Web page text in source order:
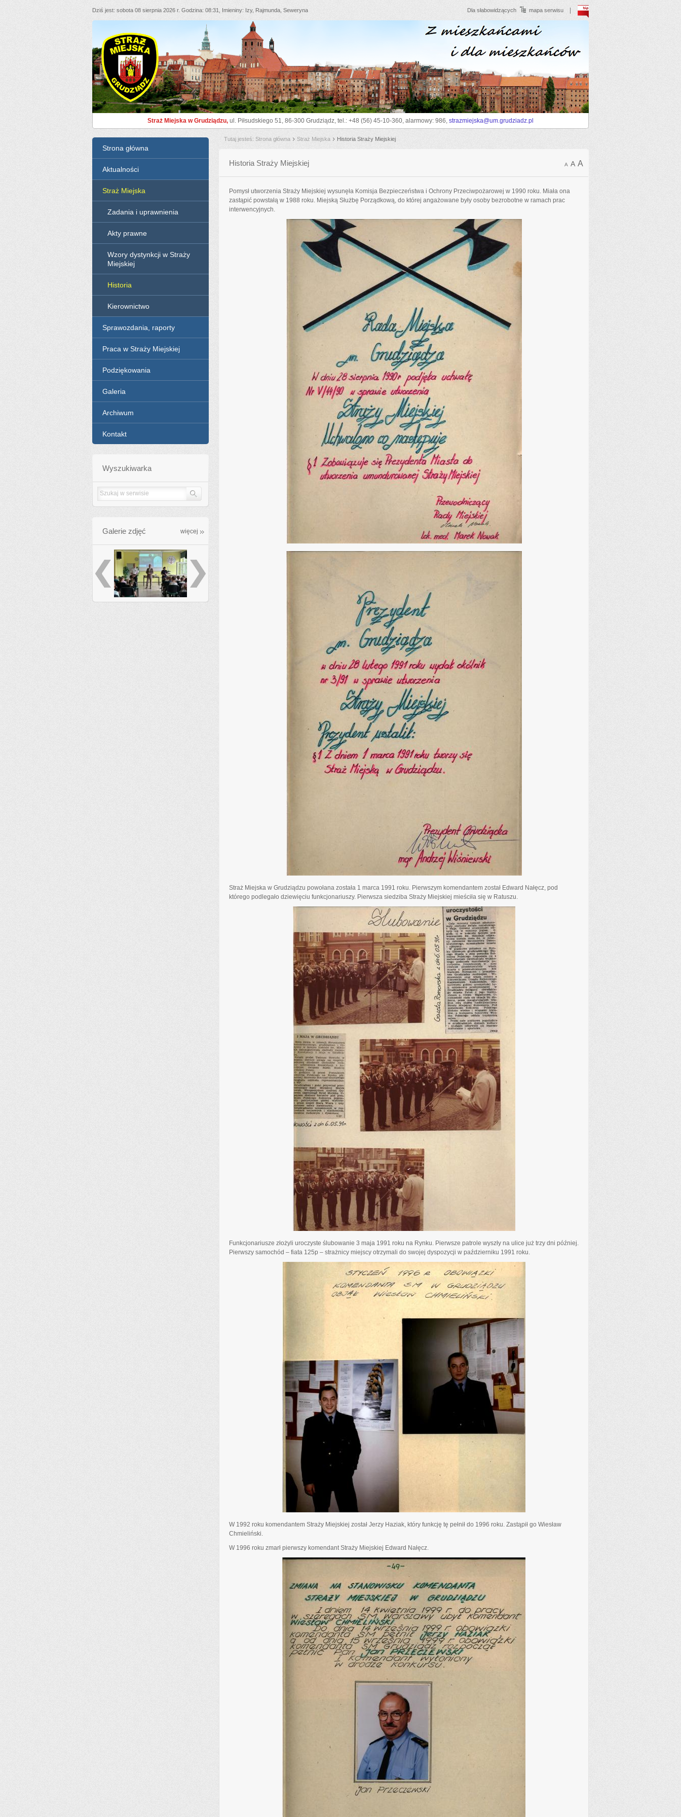
Dziś jest sobota 08 sierpnia 2026 r. Godzina 08:31 Imieniny Izy, Rajmunda, Seweryna Dla słabowidzących mapa serwisu
Straż Miejska Grudziądz
Straż Miejska w Grudziądzu, ul. Piłsudskiego 51, 86-300 Grudziądz, tel.: +48 (56) 45-10-360, alarmowy: 986, strazmiejska@um.grudziadz.pl
Tutaj jesteś Strona główna Straż Miejska Historia Straży Miejskiej
Menu
Strona główna
Aktualności
Straż Miejska
Zadania i uprawnienia
Akty prawne
Wzory dystynkcji w Straży
Miejskiej
Historia
Kierownictwo
Sprawozdania, raporty
Praca w Straży Miejskiej
Podziękowania
Galeria
Archiwum
Kontakt
Wyszukiwarka
Galerie zdjęć więcej galleries_more
poprzednie
Historia Straży Miejskiej A A A
Pomysł utworzenia Straży Miejskiej wysunęła Komisja Bezpieczeństwa i Ochrony Przeciwpożarowej w 1990 roku. Miała ona
zastąpić powstałą w 1988 roku. Miejską Służbę Porządkową, do której angażowane były osoby bezrobotne w ramach prac
interwencyjnych.
Straż Miejska w Grudziądzu powołana została 1 marca 1991 roku. Pierwszym komendantem został Edward Nałęcz, pod
którego podlegało dziewięciu funkcjonariuszy. Pierwsza siedziba Straży Miejskiej mieściła się w Ratuszu.
Funkcjonariusze złożyli uroczyste ślubowanie 3 maja 1991 roku na Rynku. Pierwsze patrole wyszły na ulice już trzy dni później.
Pierwszy samochód – fiata 125p – strażnicy miejscy otrzymali do swojej dyspozycji w październiku 1991 roku.
W 1992 roku komendantem Straży Miejskiej został Jerzy Haziak, który funkcję tę pełnił do 1996 roku. Zastąpił go Wiesław
Chmieliński.
W 1996 roku zmarł pierwszy komendant Straży Miejskiej Edward Nałęcz.